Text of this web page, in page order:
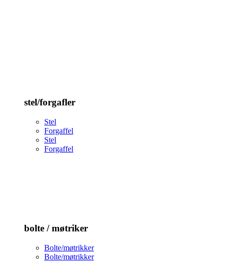
stel/forgafler
Stel
Forgaffel
Stel
Forgaffel
bolte / møtriker
Bolte/møtrikker
Bolte/møtrikker